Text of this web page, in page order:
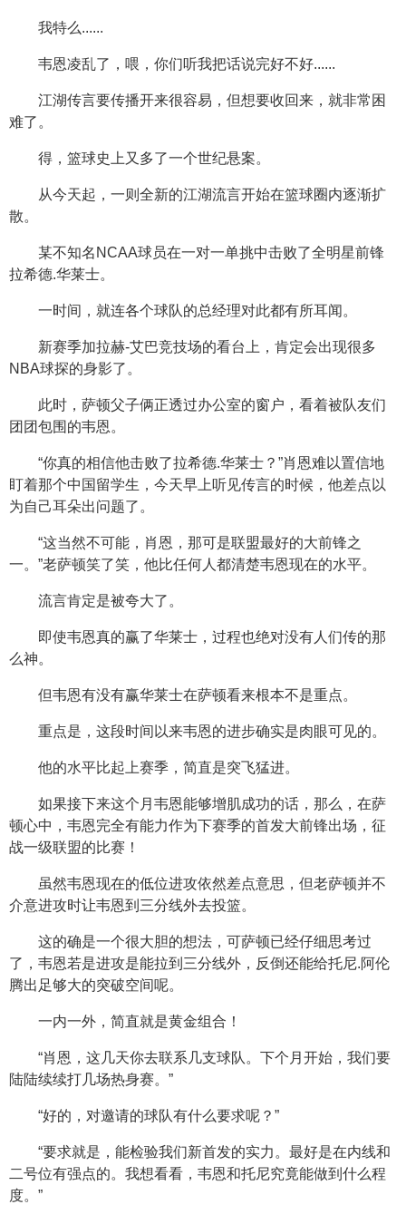
我特么......
韦恩凌乱了，喂，你们听我把话说完好不好......
江湖传言要传播开来很容易，但想要收回来，就非常困
难了。
得，篮球史上又多了一个世纪悬案。
从今天起，一则全新的江湖流言开始在篮球圈内逐渐扩
散。
某不知名NCAA球员在一对一单挑中击败了全明星前锋
拉希德.华莱士。
一时间，就连各个球队的总经理对此都有所耳闻。
新赛季加拉赫-艾巴竞技场的看台上，肯定会出现很多
NBA球探的身影了。
此时，萨顿父子俩正透过办公室的窗户，看着被队友们
团团包围的韦恩。
“你真的相信他击败了拉希德.华莱士？”肖恩难以置信地
盯着那个中国留学生，今天早上听见传言的时候，他差点以
为自己耳朵出问题了。
“这当然不可能，肖恩，那可是联盟最好的大前锋之
一。”老萨顿笑了笑，他比任何人都清楚韦恩现在的水平。
流言肯定是被夸大了。
即使韦恩真的赢了华莱士，过程也绝对没有人们传的那
么神。
但韦恩有没有赢华莱士在萨顿看来根本不是重点。
重点是，这段时间以来韦恩的进步确实是肉眼可见的。
他的水平比起上赛季，简直是突飞猛进。
如果接下来这个月韦恩能够增肌成功的话，那么，在萨
顿心中，韦恩完全有能力作为下赛季的首发大前锋出场，征
战一级联盟的比赛！
虽然韦恩现在的低位进攻依然差点意思，但老萨顿并不
介意进攻时让韦恩到三分线外去投篮。
这的确是一个很大胆的想法，可萨顿已经仔细思考过
了，韦恩若是进攻是能拉到三分线外，反倒还能给托尼.阿伦
腾出足够大的突破空间呢。
一内一外，简直就是黄金组合！
“肖恩，这几天你去联系几支球队。下个月开始，我们要
陆陆续续打几场热身赛。”
“好的，对邀请的球队有什么要求呢？”
“要求就是，能检验我们新首发的实力。最好是在内线和
二号位有强点的。我想看看，韦恩和托尼究竟能做到什么程
度。”